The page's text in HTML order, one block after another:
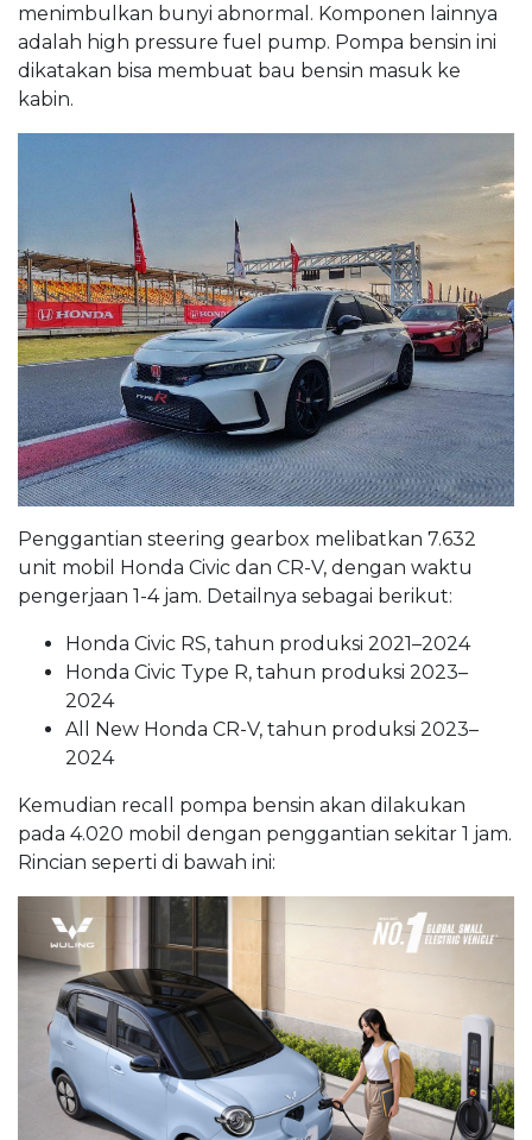
menimbulkan bunyi abnormal. Komponen lainnya
adalah high pressure fuel pump. Pompa bensin ini
dikatakan bisa membuat bau bensin masuk ke
kabin.
Penggantian steering gearbox melibatkan 7.632
unit mobil Honda Civic dan CR-V, dengan waktu
pengerjaan 1-4 jam. Detailnya sebagai berikut:
Honda Civic RS, tahun produksi 2021–2024
Honda Civic Type R, tahun produksi 2023–
2024
All New Honda CR-V, tahun produksi 2023–
2024
Kemudian recall pompa bensin akan dilakukan
pada 4.020 mobil dengan penggantian sekitar 1 jam.
Rincian seperti di bawah ini: